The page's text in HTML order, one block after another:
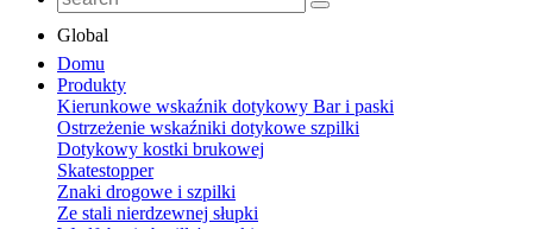
Global
Domu
Produkty
Kierunkowe wskaźnik dotykowy Bar i paski
Ostrzeżenie wskaźniki dotykowe szpilki
Dotykowy kostki brukowej
Skatestopper
Znaki drogowe i szpilki
Ze stali nierdzewnej słupki